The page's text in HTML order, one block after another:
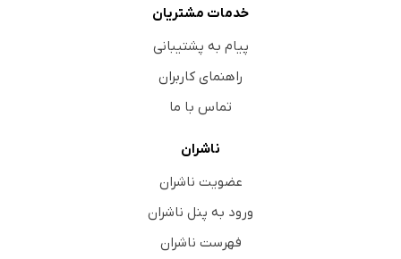
خدمات مشتریان
پیام به پشتیبانی
راهنمای کاربران
تماس با ما
ناشران
عضویت ناشران
ورود به پنل ناشران
فهرست ناشران